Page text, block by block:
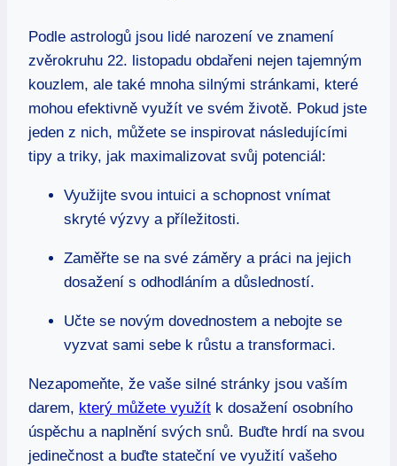
Podle astrologů jsou lidé narození ve⁣ znamení
zvěrokruhu ⁣22. listopadu obdařeni nejen ⁢tajemným
kouzlem, ‌ale ⁤také mnoha silnými stránkami, které
⁢mohou efektivně ‍využít ve svém životě. Pokud jste
jeden z nich, můžete se‌ inspirovat⁢ následujícími
tipy a ⁢triky, jak maximalizovat svůj potenciál:
Využijte svou intuici a schopnost⁣ vnímat
skryté výzvy a příležitosti.
Zaměřte ‌se na⁣ své záměry a práci na jejich
dosažení s odhodláním a důsledností.
Učte se novým​ dovednostem a ‌nebojte se
vyzvat sami sebe k růstu a transformaci.
Nezapomeňte, že‌ vaše silné stránky jsou⁤ vaším
darem, který můžete využít k dosažení⁢ osobního
úspěchu a naplnění svých⁤ snů. Buďte hrdí⁤ na svou
jedinečnost a buďte⁣ stateční ve‌ využití vašeho